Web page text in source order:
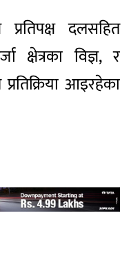
प्रतिपक्ष दलसहित
क्षेत्रका विज्ञ, र
आइरहेका